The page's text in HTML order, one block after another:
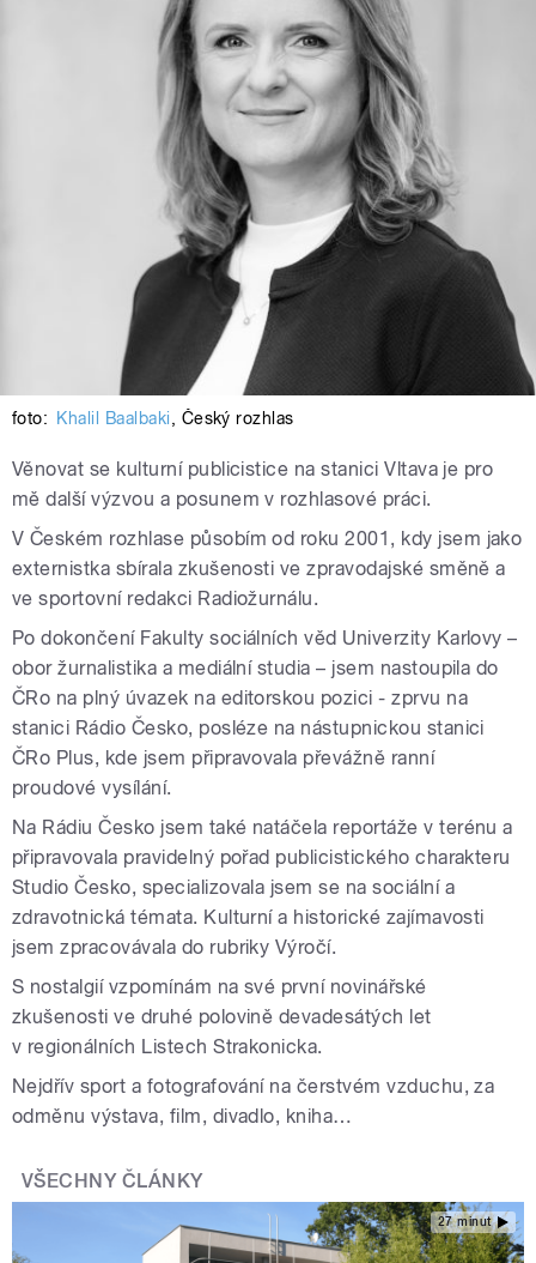
foto: Khalil Baalbaki, Český rozhlas
Věnovat se kulturní publicistice na stanici Vltava je pro
mě další výzvou a posunem v rozhlasové práci.
V Českém rozhlase působím od roku 2001, kdy jsem jako
externistka sbírala zkušenosti ve zpravodajské směně a
ve sportovní redakci Radiožurnálu.
Po dokončení Fakulty sociálních věd Univerzity Karlovy –
obor žurnalistika a mediální studia – jsem nastoupila do
ČRo na plný úvazek na editorskou pozici - zprvu na
stanici Rádio Česko, posléze na nástupnickou stanici
ČRo Plus, kde jsem připravovala převážně ranní
proudové vysílání.
Na Rádiu Česko jsem také natáčela reportáže v terénu a
připravovala pravidelný pořad publicistického charakteru
Studio Česko, specializovala jsem se na sociální a
zdravotnická témata. Kulturní a historické zajímavosti
jsem zpracovávala do rubriky Výročí.
S nostalgií vzpomínám na své první novinářské
zkušenosti ve druhé polovině devadesátých let
v regionálních Listech Strakonicka.
Nejdřív sport a fotografování na čerstvém vzduchu, za
odměnu výstava, film, divadlo, kniha…
VŠECHNY ČLÁNKY
27 minut